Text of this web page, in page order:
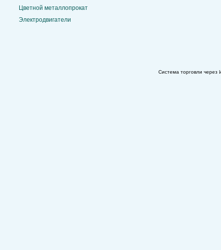
Цветной металлопрокат
Электродвигатели
Система торговли